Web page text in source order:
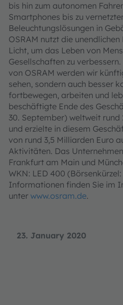
23. January 2020
bis hin zum autonomen
Smartphones bis zu
Beleuchtungslösungen in
OSRAM nutzt die
Licht, um das Leben von
Gesellschaften zu
von OSRAM werden wir
sehen, sondern auch besser
fortbewegen, arbeiten und
beschäftigte Ende des
30. September) weltweit
und erzielte in diesem
von rund 3,5 Milliarden Euro
Aktivitäten. Das
Frankfurt am Main und
WKN: LED 400
Informationen finden Sie im
unter www.osram.de.